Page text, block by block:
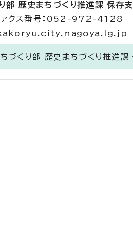
部 歴史まちづくり推進課 保存
クス番号：052-972-4128
づくり部 歴史まちづくり推進